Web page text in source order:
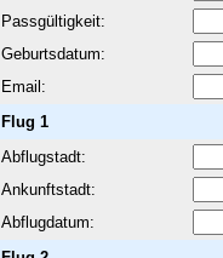
Passgültigkeit:
Geburtsdatum:
Email:
Flug 1
Abflugstadt:
Ankunftstadt:
Abflugdatum: